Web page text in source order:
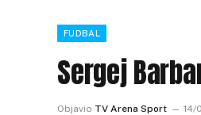
FUDBAL
Sergej
Objavio TV Arena Sport 14/